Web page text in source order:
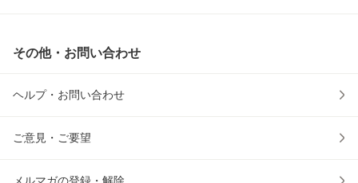
その他・お問い合わせ
ヘルプ・お問い合わせ
ご意見・ご要望